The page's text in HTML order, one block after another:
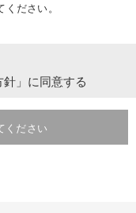
く第三者へ提供すること
る場合は提供をすること
、本人の同意を得ている
かす可能性がある場合。
きを行う目的において個
ださい。
」に同意する
ください